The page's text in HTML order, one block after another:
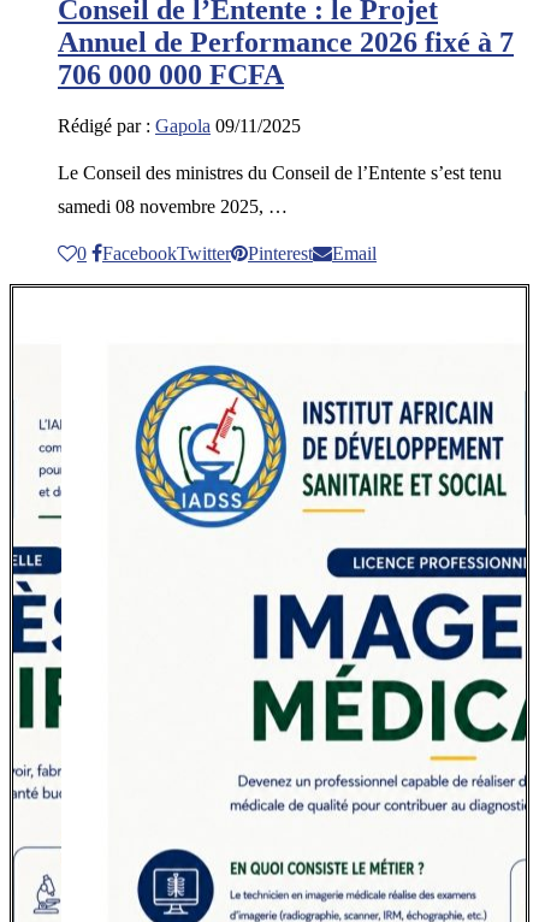
Conseil de l’Entente : le Projet
Annuel de Performance 2026 fixé à 7
706 000 000 FCFA
Rédigé par : Gapola 09/11/2025
Le Conseil des ministres du Conseil de l’Entente s’est tenu
samedi 08 novembre 2025, …
0 FacebookTwitter Pinterest Email